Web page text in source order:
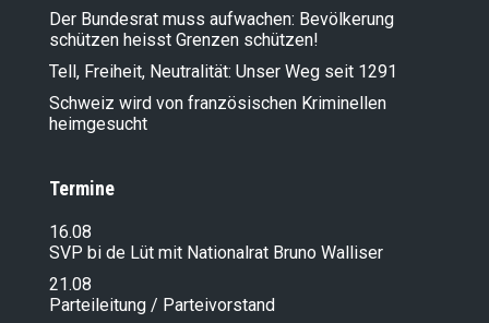
Der Bundesrat muss aufwachen: Bevölkerung
schützen heisst Grenzen schützen!
Tell, Freiheit, Neutralität: Unser Weg seit 1291
Schweiz wird von französischen Kriminellen
heimgesucht
Termine
16.08
SVP bi de Lüt mit Nationalrat Bruno Walliser
21.08
Parteileitung / Parteivorstand